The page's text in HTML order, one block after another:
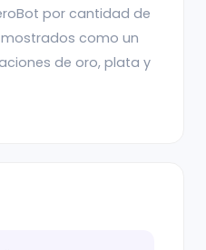
por cantidad de
mostrados como un
de oro, plata y